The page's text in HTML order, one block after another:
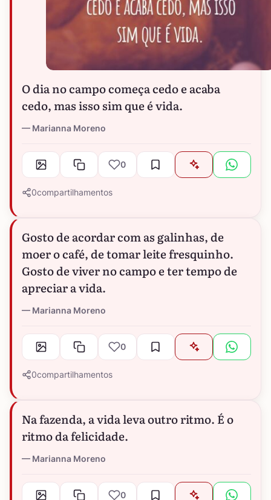
O dia no campo começa cedo e acaba
cedo, mas isso sim que é vida.
Marianna Moreno
0
0compartilhamentos
Gosto de acordar com as galinhas, de
moer o café, de tomar leite fresquinho.
Gosto de viver no campo e ter tempo de
apreciar a vida.
Marianna Moreno
0
0compartilhamentos
Na fazenda, a vida leva outro ritmo. É o
ritmo da felicidade.
Marianna Moreno
0